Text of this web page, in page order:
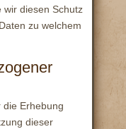
wir diesen Schutz
zu welchem
Erhebung
dieser